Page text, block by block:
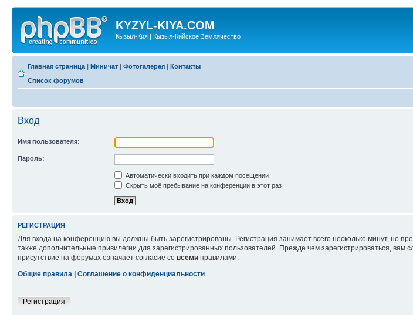
KYZYL-KIYA.COM
Кызыл-Кия | Кызыл-Кийское Землячество
Главная страница | Миничат | Фотогалерея | Контакты
Список форумов
Вход
Имя пользователя:
Пароль:
Автоматически входить при каждом посещении
Скрыть моё пребывание на конференции в этот раз
РЕГИСТРАЦИЯ
Для входа на конференцию вы должны быть зарегистрированы. Регистрация занимает всего несколько минут, но
также дополнительные привилегии для зарегистрированных пользователей. Прежде чем зарегистрироваться,
присутствие на форумах означает согласие со всеми правилами.
Общие правила
Соглашение о конфиденциальности
Регистрация